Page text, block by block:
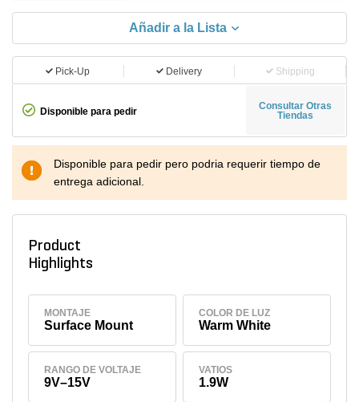
Añadir a la Lista
Pick-Up Delivery Shipping
Disponible para pedir
Consultar Otras
Tiendas
Disponible para pedir pero podria requerir tiempo de
entrega adicional.
Product
Highlights
MONTAJE
Surface Mount
COLOR DE LUZ
Warm White
RANGO DE VOLTAJE
9V–15V
VATIOS
1.9W